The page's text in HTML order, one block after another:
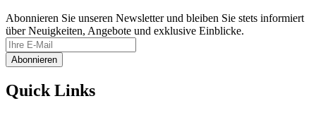
Abonnieren Sie unseren Newsletter und bleiben Sie stets informiert
über Neuigkeiten, Angebote und exklusive Einblicke.
Abonnieren
Quick Links